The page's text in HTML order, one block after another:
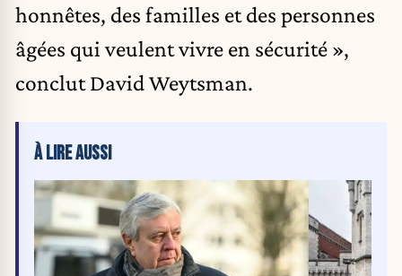
honnêtes, des familles et des personnes
âgées qui veulent vivre en sécurité »,
conclut David Weytsman.
À LIRE AUSSI